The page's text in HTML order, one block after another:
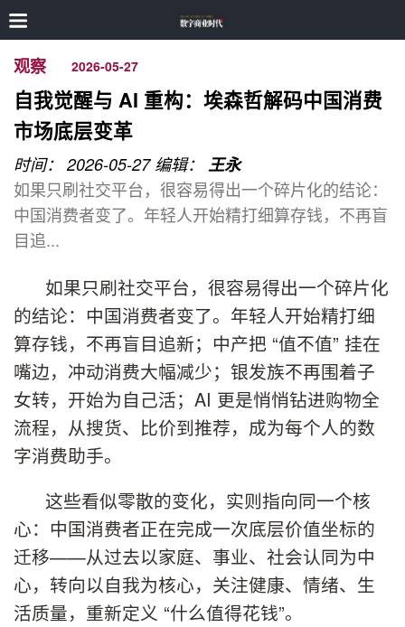
观察 2026-05-27
自我觉醒与 AI 重构：埃森哲解码中国消费
市场底层变革
时间： 2026-05-27 编辑： 王永
如果只刷社交平台，很容易得出一个碎片化的结论：
中国消费者变了。年轻人开始精打细算存钱，不再盲
目追...
如果只刷社交平台，很容易得出一个碎片化
的结论：中国消费者变了。年轻人开始精打细
算存钱，不再盲目追新；中产把 “值不值” 挂在
嘴边，冲动消费大幅减少；银发族不再围着子
女转，开始为自己活；AI 更是悄悄钻进购物全
流程，从搜货、比价到推荐，成为每个人的数
字消费助手。
这些看似零散的变化，实则指向同一个核
心：中国消费者正在完成一次底层价值坐标的
迁移——从过去以家庭、事业、社会认同为中
心，转向以自我为核心，关注健康、情绪、生
活质量，重新定义 “什么值得花钱”。